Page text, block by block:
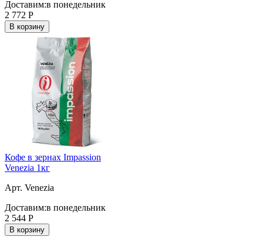
Доставим:в понедельник
2 772 Р
В корзину
Кофе в зернах Impassion
Venezia 1кг
Арт. Venezia
Доставим:в понедельник
2 544 Р
В корзину